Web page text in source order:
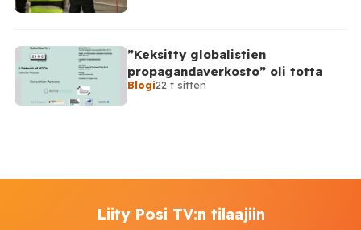
”Keksitty globalistien
propagandaverkosto” oli totta
Blogi22 t sitten
Liity Posi TV:n tilaajiin